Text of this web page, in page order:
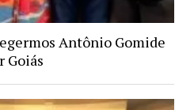
Antônio Gomide
Goiás